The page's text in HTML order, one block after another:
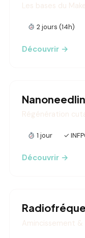
Les bases du
2 jours (14h)
Découvrir →
Régénération
1 jour ✓
Découvrir →
Amincissement